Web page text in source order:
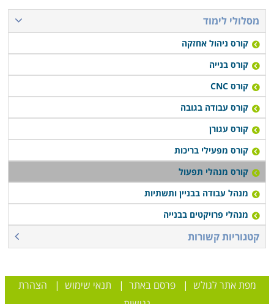
מסלולי לימוד
קורס ניהול אחזקה
קורס בנייה
קורס CNC
קורס עבודה בגובה
קורס עגורן
קורס מפעילי בריכות
קורס מנהלי תפעול
מנהל עבודה בבניין ותשתיות
מנהלי פרויקטים בבנייה
קטגוריות קשורות
מפת אתר לגולש |פרסם באתר | תנאי שימוש | הצהרת